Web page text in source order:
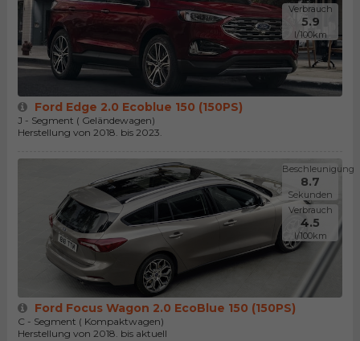
Verbrauch
5.9
l/100km
Ford Edge 2.0 Ecoblue 150 (150PS)
J - Segment ( Geländewagen)
Herstellung von 2018. bis 2023.
Beschleunigung
8.7
Sekunden
Verbrauch
4.5
l/100km
Ford Focus Wagon 2.0 EcoBlue 150 (150PS)
C - Segment ( Kompaktwagen)
Herstellung von 2018. bis aktuell